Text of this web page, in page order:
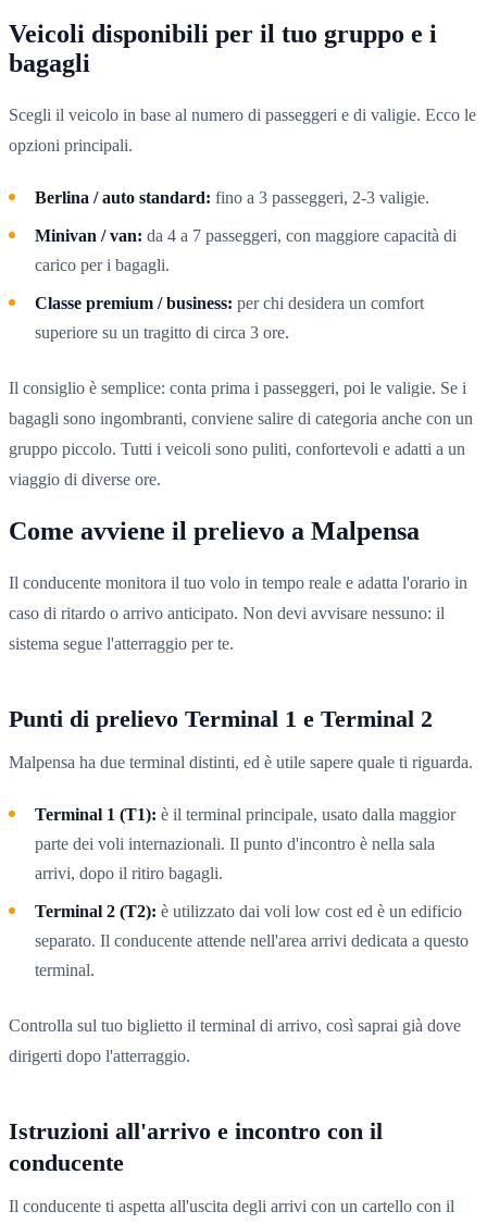
Veicoli disponibili per il tuo gruppo e i
bagagli
Scegli il veicolo in base al numero di passeggeri e di valigie. Ecco le
opzioni principali.
Berlina / auto standard: fino a 3 passeggeri, 2-3 valigie.
Minivan / van: da 4 a 7 passeggeri, con maggiore capacità di
carico per i bagagli.
Classe premium / business: per chi desidera un comfort
superiore su un tragitto di circa 3 ore.
Il consiglio è semplice: conta prima i passeggeri, poi le valigie. Se i
bagagli sono ingombranti, conviene salire di categoria anche con un
gruppo piccolo. Tutti i veicoli sono puliti, confortevoli e adatti a un
viaggio di diverse ore.
Come avviene il prelievo a Malpensa
Il conducente monitora il tuo volo in tempo reale e adatta l'orario in
caso di ritardo o arrivo anticipato. Non devi avvisare nessuno: il
sistema segue l'atterraggio per te.
Punti di prelievo Terminal 1 e Terminal 2
Malpensa ha due terminal distinti, ed è utile sapere quale ti riguarda.
Terminal 1 (T1): è il terminal principale, usato dalla maggior
parte dei voli internazionali. Il punto d'incontro è nella sala
arrivi, dopo il ritiro bagagli.
Terminal 2 (T2): è utilizzato dai voli low cost ed è un edificio
separato. Il conducente attende nell'area arrivi dedicata a questo
terminal.
Controlla sul tuo biglietto il terminal di arrivo, così saprai già dove
dirigerti dopo l'atterraggio.
Istruzioni all'arrivo e incontro con il
conducente
Il conducente ti aspetta all'uscita degli arrivi con un cartello con il